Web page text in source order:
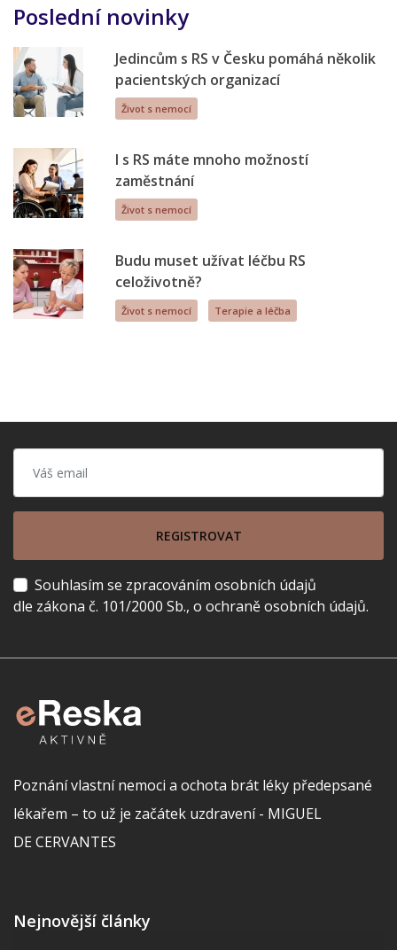
Poslední novinky
Jedincům s RS v Česku pomáhá několik
pacientských organizací
Život s nemocí
I s RS máte mnoho možností
zaměstnání
Život s nemocí
Budu muset užívat léčbu RS
celoživotně?
Život s nemocí Terapie a léčba
REGISTROVAT
Souhlasím se zpracováním osobních údajů
dle zákona č. 101/2000 Sb., o ochraně osobních údajů.
Poznání vlastní nemoci a ochota brát léky předepsané
lékařem – to už je začátek uzdravení - MIGUEL
DE CERVANTES
Nejnovější články